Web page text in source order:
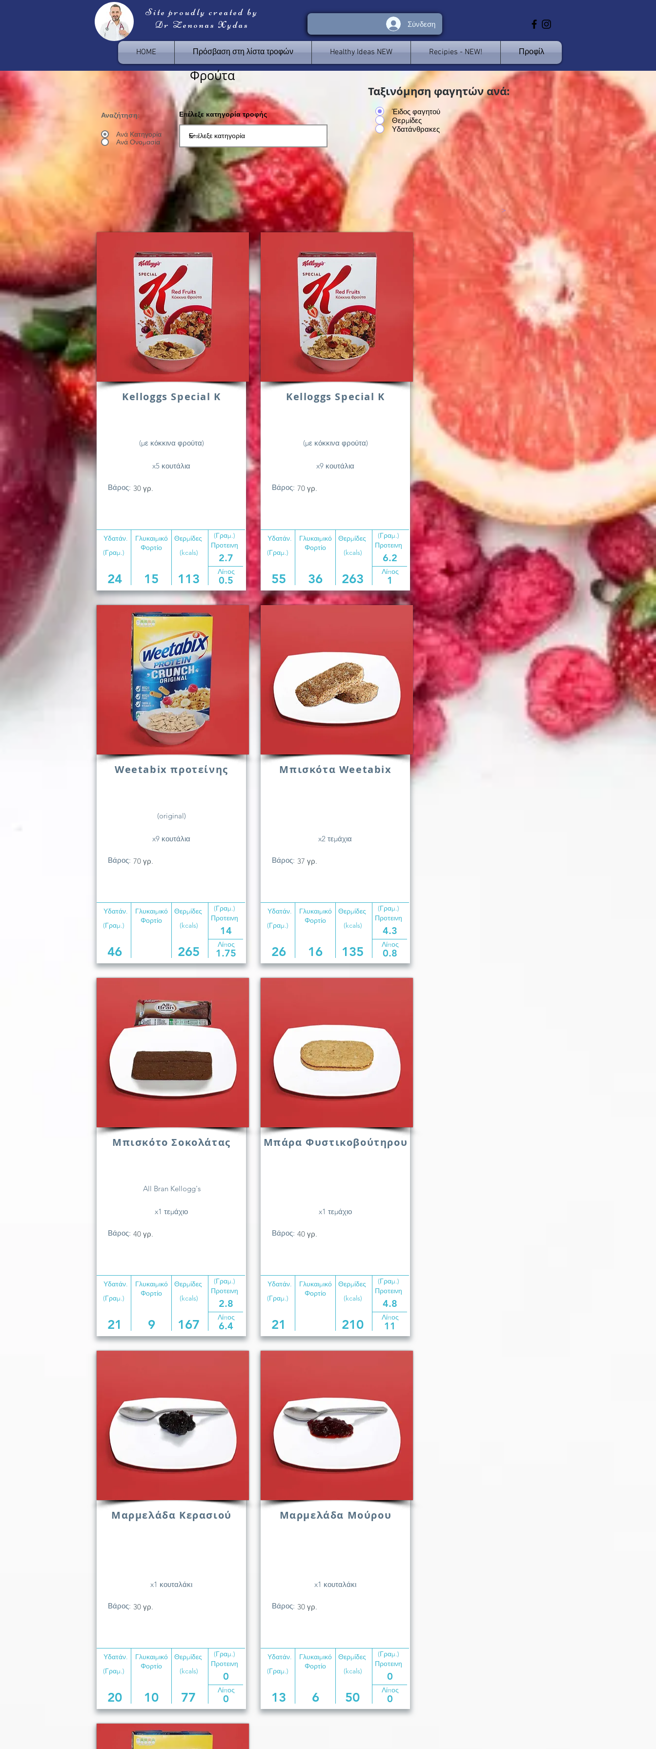
Site proudly created by
Dr Zenonas Xydas
Σύνδεση
HOME Πρόσβαση στη λίστα τροφών Healthy Ideas NEW Recipies - NEW! Προφίλ
Φρούτα
Επέλεξε κατηγορία τροφής
Αναζήτηση:
Ανά Κατηγορία
Ανά Ονομασία
Έιδος φαγητού
Θερμίδες
Υδατάνθρακες
Ταξινόμηση φαγητών ανά:
< >
Kelloggs Special K
(με κόκκινα φρούτα)
x5 κουτάλια
Βάρος: 30 γρ.
Υδατάν.
Γλυκαιμικό
Φορτίο
(Γραμ.)
Θερμίδες
(kcals)
Προτεινη
2.7
(Γραμ.)
24 15 113 Λίπος
0.5
Weetabix προτείνης
(original)
x9 κουτάλια
Βάρος: 70 γρ.
Υδατάν.
Γλυκαιμικό
Φορτίο
(Γραμ.)
Θερμίδες
(kcals)
Προτεινη
14
(Γραμ.)
46 265 Λίπος
1.75
Μπισκότο Σοκολάτας
All Bran Kellogg's
x1 τεμάχιο
Βάρος: 40 γρ.
Υδατάν.
Γλυκαιμικό
Φορτίο
(Γραμ.)
Θερμίδες
(kcals)
Προτεινη
2.8
(Γραμ.)
21 9 167 Λίπος
6.4
Μαρμελάδα Κερασιού
x1 κουταλάκι
Βάρος: 30 γρ.
Υδατάν.
Γλυκαιμικό
Φορτίο
(Γραμ.)
Θερμίδες
(kcals)
Προτεινη
0
(Γραμ.)
20 10 77 Λίπος
0
Kelloggs Special K
(με κόκκινα φρούτα)
x9 κουτάλια
Βάρος: 70 γρ.
Υδατάν.
Γλυκαιμικό
Φορτίο
(Γραμ.)
Θερμίδες
(kcals)
Προτεινη
6.2
(Γραμ.)
55 36 263 Λίπος
1
Μπισκότα Weetabix
x2 τεμάχια
Βάρος: 37 γρ.
Υδατάν.
Γλυκαιμικό
Φορτίο
(Γραμ.)
Θερμίδες
(kcals)
Προτεινη
4.3
(Γραμ.)
26 16 135 Λίπος
0.8
Μπάρα Φυστικοβούτηρου
x1 τεμάχιο
Βάρος: 40 γρ.
Υδατάν.
Γλυκαιμικό
Φορτίο
(Γραμ.)
Θερμίδες
(kcals)
Προτεινη
4.8
(Γραμ.)
21 210 Λίπος
11
Μαρμελάδα Μούρου
x1 κουταλάκι
Βάρος: 30 γρ.
Υδατάν.
Γλυκαιμικό
Φορτίο
(Γραμ.)
Θερμίδες
(kcals)
Προτεινη
0
(Γραμ.)
13 6 50 Λίπος
0